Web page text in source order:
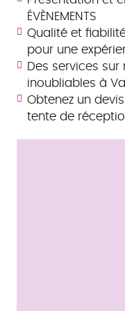
ÉVÈNEMENTS
Qualité et
pour une
Des services
inoubliables à
Obtenez un
tente de